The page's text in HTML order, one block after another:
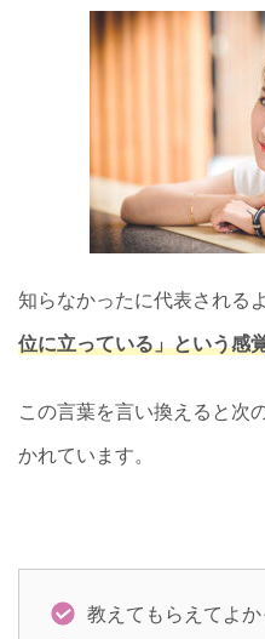
知らなかったに代表される
位に立っている」という感
この言葉を言い換えると次
かれています。
教えてもらえてよか